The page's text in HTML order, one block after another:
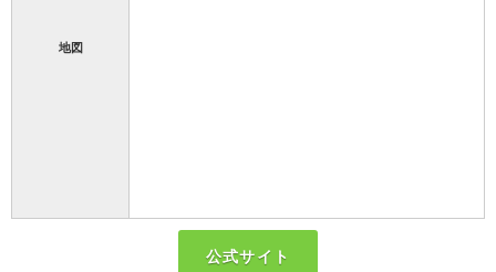
地図
公式サイト